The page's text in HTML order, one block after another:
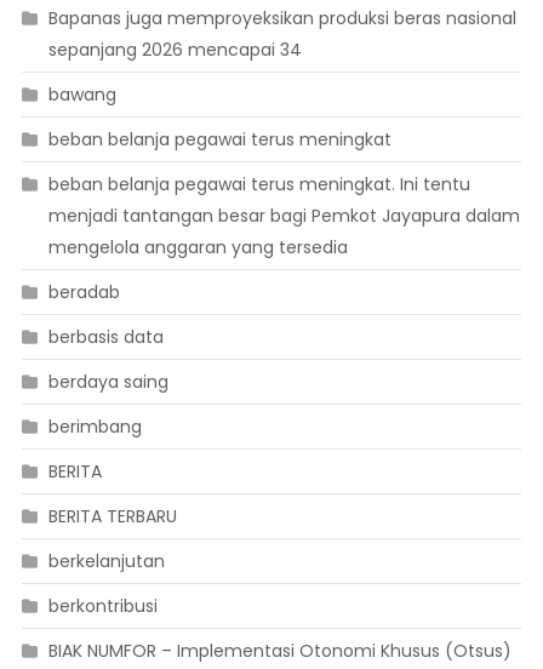
Bapanas juga memproyeksikan produksi beras nasional
sepanjang 2026 mencapai 34
bawang
beban belanja pegawai terus meningkat
beban belanja pegawai terus meningkat. Ini tentu
menjadi tantangan besar bagi Pemkot Jayapura dalam
mengelola anggaran yang tersedia
beradab
berbasis data
berdaya saing
berimbang
BERITA
BERITA TERBARU
berkelanjutan
berkontribusi
BIAK NUMFOR – Implementasi Otonomi Khusus (Otsus)